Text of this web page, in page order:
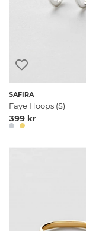
SAFIRA
Faye Hoops (S)
399 kr